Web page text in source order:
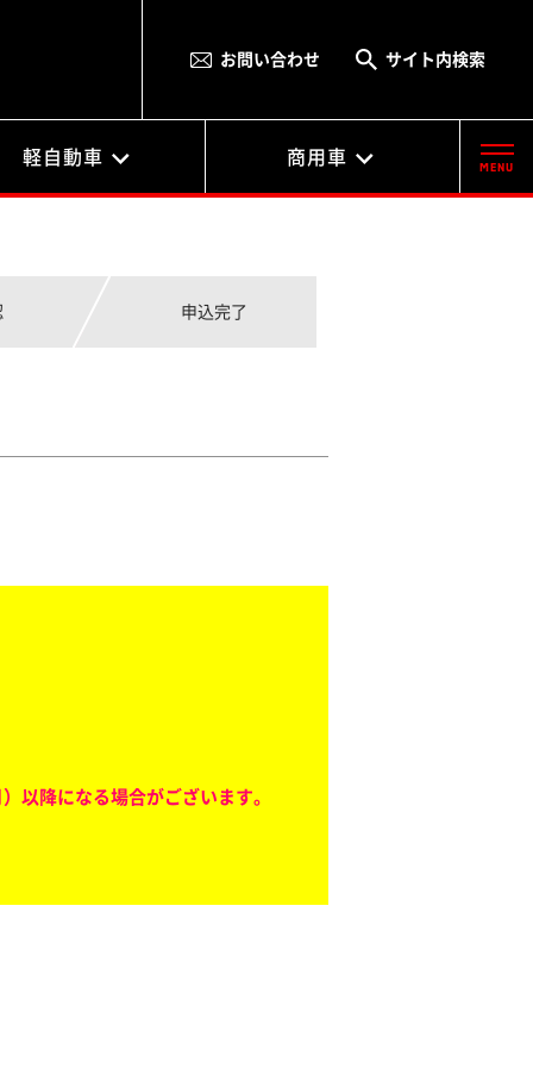
お問い合わせ サイト内検索
軽自動車 商用車
申込完了
以降になる場合がございます。